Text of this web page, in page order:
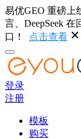
易优GEO 重磅上
言、DeepSeek
口！
点击查看
登录
注册
模板
购买